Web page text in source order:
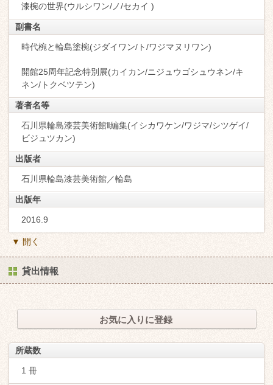
漆椀の世界(ウルシワン/ノ/セカイ )
副書名
時代椀と輪島塗椀(ジダイワン/ト/ワジマヌリワン)
開館25周年記念特別展(カイカン/ニジュウゴシュウネン/キ
ネン/トクベツテン)
著者名等
石川県輪島漆芸美術館‖編集(イシカワケン/ワジマ/シツゲイ/
ビジュツカン)
出版者
石川県輪島漆芸美術館／輪島
出版年
2016.9
▼ 開く
貸出情報
お気に入りに登録
所蔵数
1 冊